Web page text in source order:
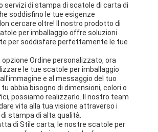
servizi di stampa di scatole di carta di
soddisfino le tue esigenze
cercare oltre! Il nostro prodotto di
per imballaggio offre soluzioni
per soddisfare perfettamente le tue
opzione Ordine personalizzato, ora
le tue scatole per imballaggio
e al messaggio del tuo
abbia bisogno di dimensioni, colori o
possiamo realizzarlo. Il nostro team
vita alla tua visione attraverso i
stampa di alta qualità.
di Stile carta, le nostre scatole per